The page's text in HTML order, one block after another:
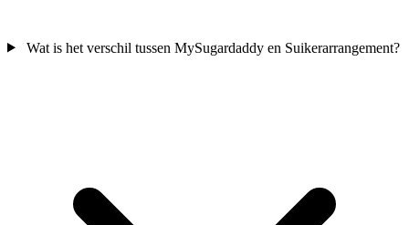
Wat is het verschil tussen MySugardaddy en Suikerarrangement?